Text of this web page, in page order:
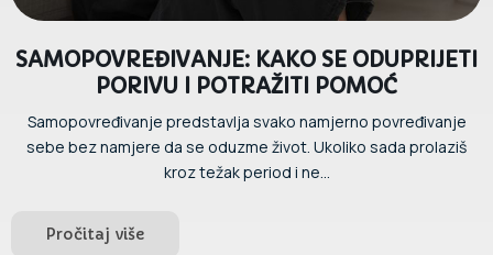
SAMOPOVREĐIVANJE: KAKO SE ODUPRIJETI
PORIVU I POTRAŽITI POMOĆ
Samopovređivanje predstavlja svako namjerno povređivanje
sebe bez namjere da se oduzme život. Ukoliko sada prolaziš
kroz težak period i ne...
Pročitaj više